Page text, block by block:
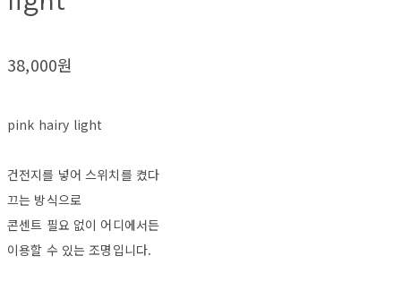
38,000원
pink hairy light
건전지를 넣어 스위치를 켰다
끄는 방식으로
콘센트 필요 없이 어디에서든
이용할 수 있는 조명입니다.